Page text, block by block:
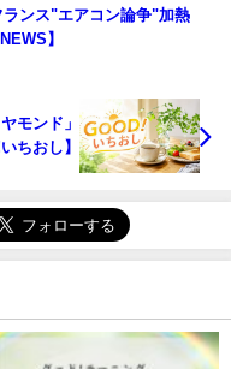
ランス"エアコン論争"加熱
】
モンド」
ちおし】